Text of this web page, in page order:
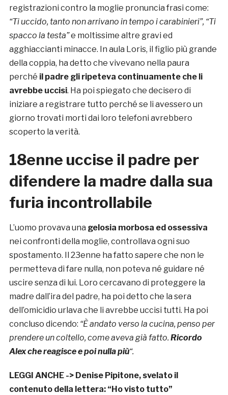
registrazioni contro la moglie pronuncia frasi come:
“Ti uccido, tanto non arrivano in tempo i carabinieri”, “Ti
spacco la testa”e moltissime altre gravi ed
agghiaccianti minacce. In aula Loris, il figlio più grande
della coppia, ha detto che vivevano nella paura
perché il padre gli ripeteva continuamente che li
avrebbe uccisi. Ha poi spiegato che decisero di
iniziare a registrare tutto perché se li avessero un
giorno trovati morti dai loro telefoni avrebbero
scoperto la verità.
18enne uccise il padre per
difendere la madre dalla sua
furia incontrollabile
L’uomo provava una gelosia morbosa ed ossessiva
nei confronti della moglie, controllava ogni suo
spostamento. Il 23enne ha fatto sapere che non le
permetteva di fare nulla, non poteva né guidare né
uscire senza di lui. Loro cercavano di proteggere la
madre dall’ira del padre, ha poi detto che la sera
dell’omicidio urlava che li avrebbe uccisi tutti. Ha poi
concluso dicendo: “È andato verso la cucina, penso per
prendere un coltello, come aveva già fatto. Ricordo
Alex che reagisce e poi nulla più“.
LEGGI ANCHE -> Denise Pipitone, svelato il
contenuto della lettera: “Ho visto tutto”